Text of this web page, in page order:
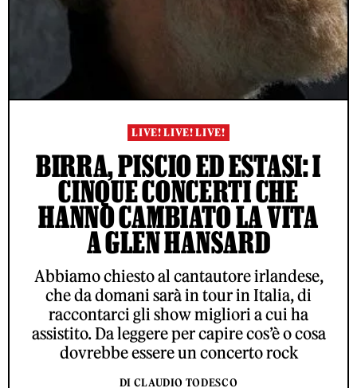
LIVE! LIVE! LIVE!
BIRRA, PISCIO ED ESTASI: I
CINQUE CONCERTI CHE
HANNO CAMBIATO LA VITA
A GLEN HANSARD
Abbiamo chiesto al cantautore irlandese,
che da domani sarà in tour in Italia, di
raccontarci gli show migliori a cui ha
assistito. Da leggere per capire cos’è o cosa
dovrebbe essere un concerto rock
DI CLAUDIO TODESCO